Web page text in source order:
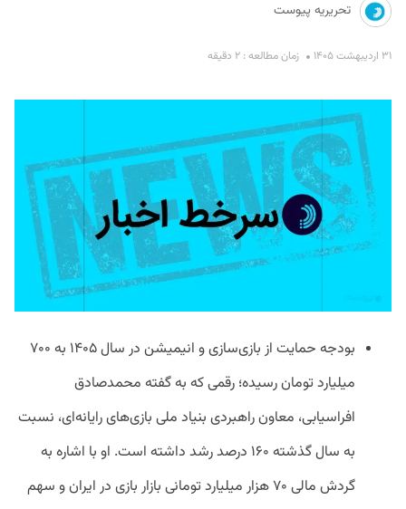
تحریریه پیوست
۳۱ اردیبهشت ۱۴۰۵ زمان مطالعه : ۲ دقیقه
بودجه حمایت از بازی‌سازی و انیمیشن در سال ۱۴۰۵ به ۷۰۰
میلیارد تومان رسیده؛ رقمی که به گفته محمدصادق
افراسیابی، معاون راهبردی بنیاد ملی بازی‌های رایانه‌ای، نسبت
به سال گذشته ۱۶۰ درصد رشد داشته است. او با اشاره به
گردش مالی ۷۰ هزار میلیارد تومانی بازار بازی در ایران و سهم